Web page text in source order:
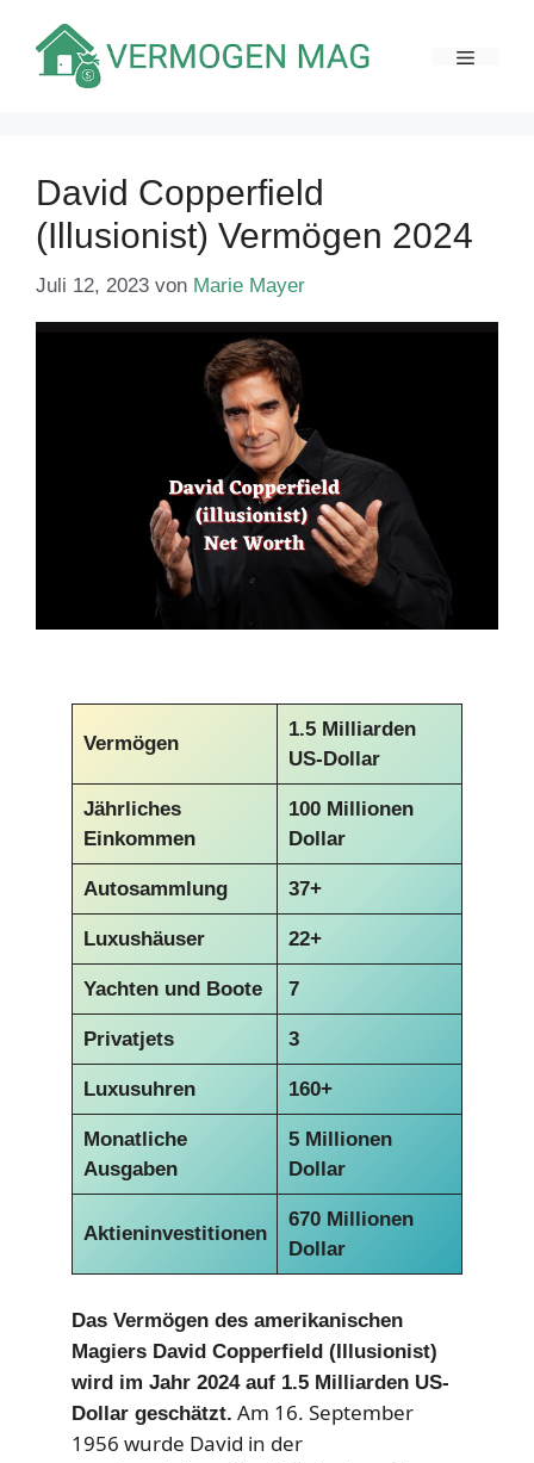
Inhalt
springen
David Copperfield
(Illusionist) Vermögen 2024
Juli 12, 2023 von Marie Mayer
Vermögen
1.5 Milliarden
US-Dollar
Jährliches
Einkommen
100 Millionen
Dollar
Autosammlung 37+
Luxushäuser 22+
Yachten und Boote 7
Privatjets 3
Luxusuhren 160+
Monatliche
Ausgaben
5 Millionen
Dollar
Aktieninvestitionen
670 Millionen
Dollar
Das Vermögen des amerikanischen
Magiers David Copperfield (Illusionist)
wird im Jahr 2024 auf 1.5 Milliarden US-
Dollar geschätzt. Am 16. September
1956 wurde David in der